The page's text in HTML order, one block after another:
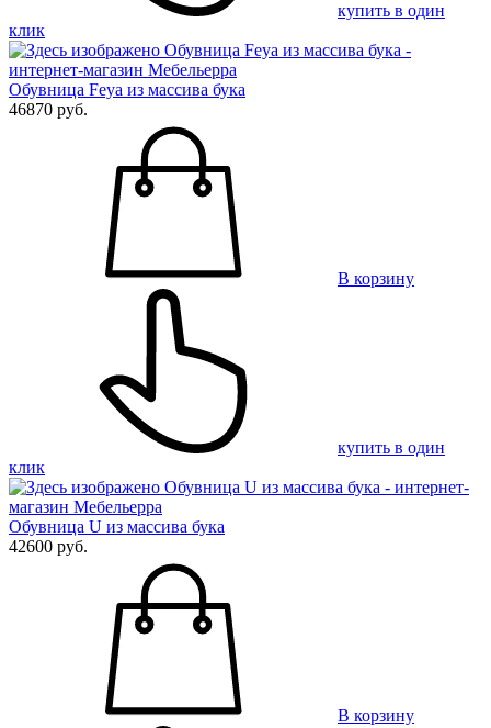
купить в один
клик
Обувница Feya из массива бука
46870 руб.
В корзину
купить в один
клик
Обувница U из массива бука
42600 руб.
В корзину